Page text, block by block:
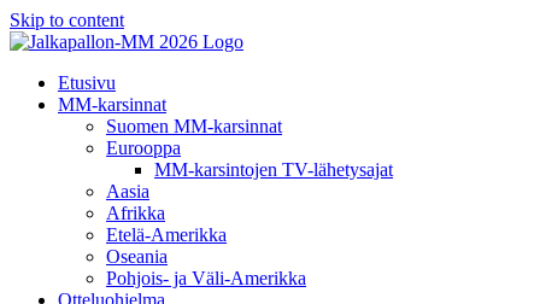
Skip to content
Etusivu
MM-karsinnat
Suomen MM-karsinnat
Eurooppa
MM-karsintojen TV-lähetysajat
Aasia
Afrikka
Etelä-Amerikka
Oseania
Pohjois- ja Väli-Amerikka
Otteluohjelma